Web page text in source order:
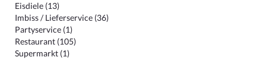
Eisdiele (13)
Imbiss / Lieferservice (36)
Partyservice (1)
Restaurant (105)
Supermarkt (1)